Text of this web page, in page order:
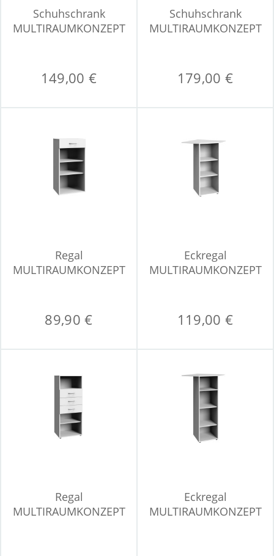
Schuhschrank
MULTIRAUMKONZEPT
149,00 €
Schuhschrank
MULTIRAUMKONZEPT
179,00 €
Regal
MULTIRAUMKONZEPT
89,90 €
Eckregal
MULTIRAUMKONZEPT
119,00 €
Regal
MULTIRAUMKONZEPT
Eckregal
MULTIRAUMKONZEPT